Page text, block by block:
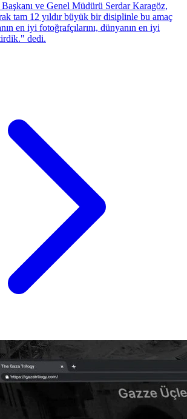
ve Genel Müdürü Serdar Karagöz,
tam 12 yıldır büyük bir disiplinle bu amaç
en iyi fotoğrafçılarını, dünyanın en iyi
dedi.